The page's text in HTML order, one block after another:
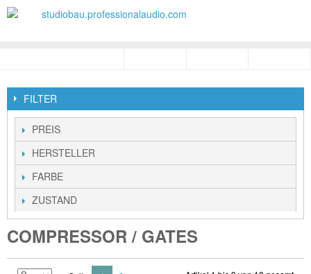
FILTER
PREIS
HERSTELLER
FARBE
ZUSTAND
COMPRESSOR / GATES